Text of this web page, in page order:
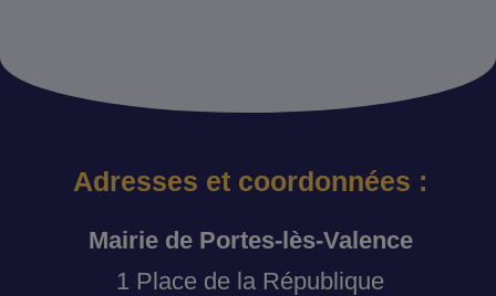
Adresses et coordonnées :
Mairie de Portes-lès-Valence
1 Place de la République